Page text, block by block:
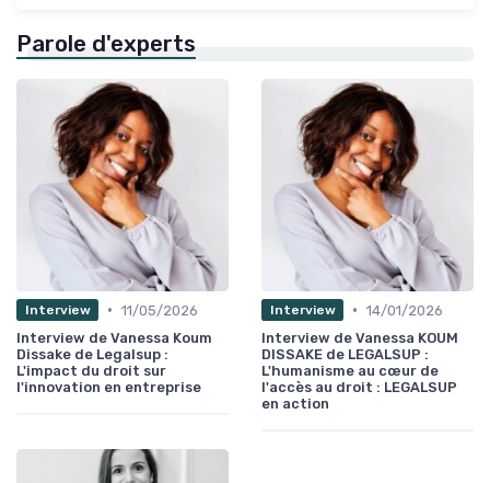
Parole d'experts
Interview • 11/05/2026
Interview de Vanessa Koum
Dissake de Legalsup :
L'impact du droit sur
l'innovation en entreprise
Interview • 14/01/2026
Interview de Vanessa KOUM
DISSAKE de LEGALSUP :
L'humanisme au cœur de
l'accès au droit : LEGALSUP
en action